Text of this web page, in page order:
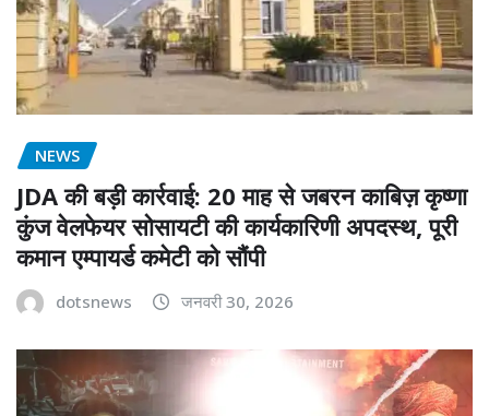
NEWS
JDA की बड़ी कार्रवाई: 20 माह से जबरन काबिज़ कृष्णा
कुंज वेलफेयर सोसायटी की कार्यकारिणी अपदस्थ, पूरी
कमान एम्पायर्ड कमेटी को सौंपी
dotsnews जनवरी 30, 2026